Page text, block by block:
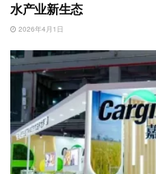
水产业新生态
2026年4月1日